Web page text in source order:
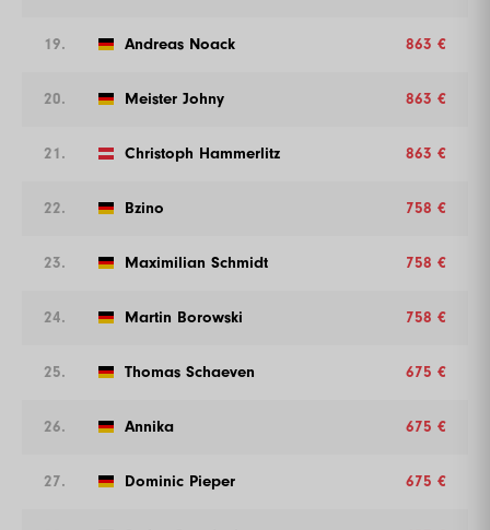
19. Andreas Noack 863 €
20. Meister Johny 863 €
21. Christoph Hammerlitz 863 €
22. Bzino 758 €
23. Maximilian Schmidt 758 €
24. Martin Borowski 758 €
25. Thomas Schaeven 675 €
26. Annika 675 €
27. Dominic Pieper 675 €